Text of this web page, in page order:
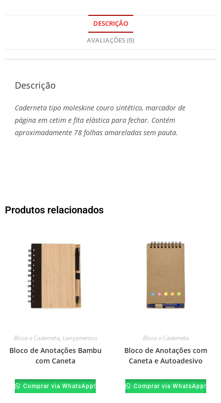
DESCRIÇÃO
AVALIAÇÕES (0)
Descrição
Caderneta tipo moleskine couro sintético, marcador de
página em cetim e fita elástica para fechar. Contém
aproximadamente 78 folhas amareladas sem pauta.
Produtos relacionados
Bloco e Caderneta, Lançamentos
Bloco de Anotações Bambu
com Caneta
Comprar via WhatsApp!
Bloco e Caderneta
Bloco de Anotações com
Caneta e Autoadesivo
Comprar via WhatsApp!